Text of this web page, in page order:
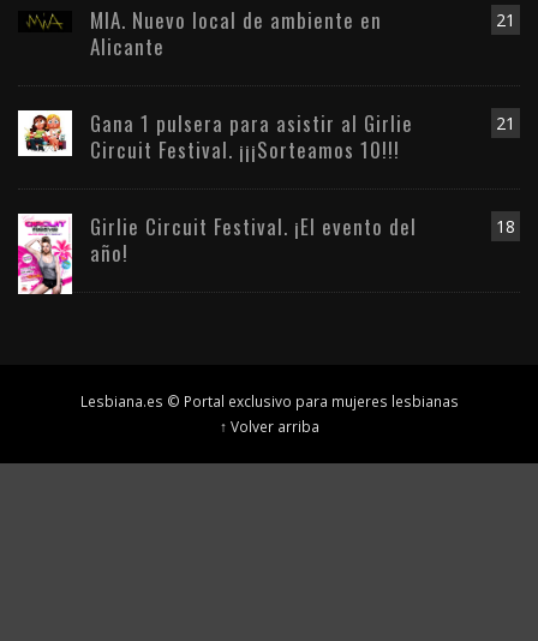
21
MIA. Nuevo local de ambiente en
Alicante
21
Gana 1 pulsera para asistir al Girlie
Circuit Festival. ¡¡¡Sorteamos 10!!!
18
Girlie Circuit Festival. ¡El evento del
año!
Lesbiana.es © Portal exclusivo para mujeres lesbianas
↑ Volver arriba